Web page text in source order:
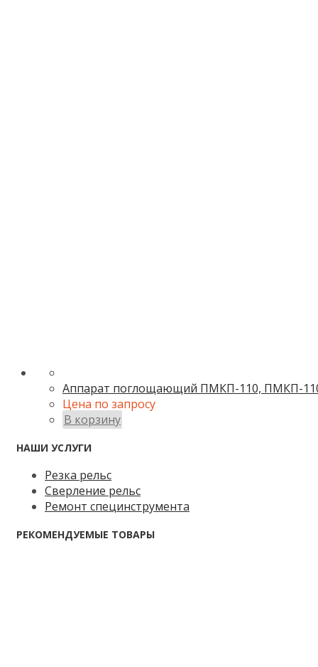
Аппарат поглощающий ПМКП-110, ПМКП-
Цена по запросу
В корзину
НАШИ УСЛУГИ
Резка рельс
Сверление рельс
Ремонт специнструмента
РЕКОМЕНДУЕМЫЕ ТОВАРЫ